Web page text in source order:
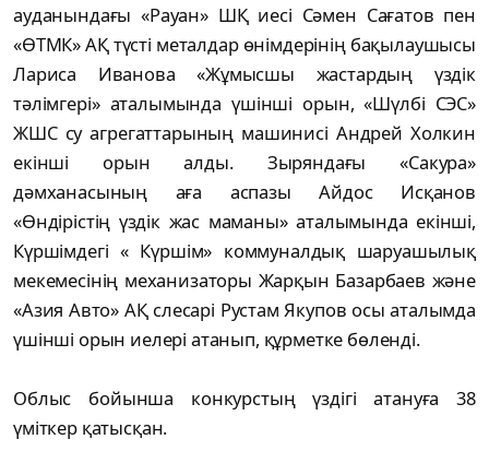
ауданындағы «Рауан» ШҚ иесі Сәмен Сағатов пен
«ӨТМК» АҚ түсті металдар өнімдерінің бақылаушысы
Лариса Иванова «Жұмысшы жастардың үздік
тәлімгері» аталымында үшінші орын, «Шүлбі СЭС»
ЖШС су агрегаттарының машинисі Андрей Холкин
екінші орын алды. Зыряндағы «Сакура»
дәмханасының аға аспазы Айдос Исқанов
«Өндірістің үздік жас маманы» аталымында екінші,
Күршімдегі « Күршім» коммуналдық шаруашылық
мекемесінің механизаторы Жарқын Базарбаев және
«Азия Авто» АҚ слесарі Рустам Якупов осы аталымда
үшінші орын иелері атанып, құрметке бөленді.
Облыс бойынша конкурстың үздігі атануға 38
үміткер қатысқан.